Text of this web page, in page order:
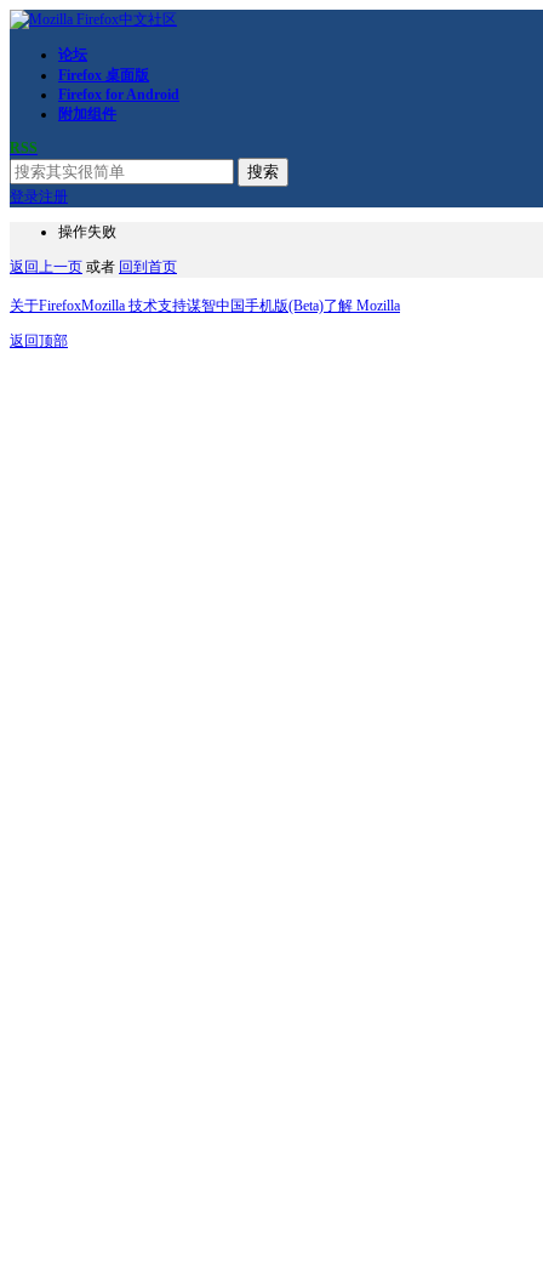
论坛
Firefox 桌面版
Firefox for Android
附加组件
RSS
搜索
登录注册
操作失败
返回上一页 或者 回到首页
关于FirefoxMozilla 技术支持谋智中国手机版(Beta)了解 Mozilla
返回顶部